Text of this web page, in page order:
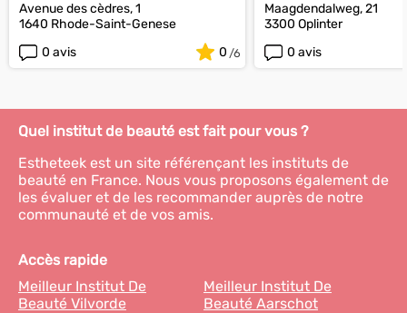
Avenue des cèdres, 1
1640 Rhode-Saint-Genese
0 avis
0
Maagdendalweg, 21
3300 Oplinter
0 avis
Quel institut de beauté est fait pour vous ?
Estheteek est un site référençant les instituts de
beauté en France. Nous vous proposons également de
les évaluer et de les recommander auprès de notre
communauté et de vos amis.
Accès rapide
Meilleur Institut De
Beauté Vilvorde
Meilleur Institut De
Beauté Aarschot